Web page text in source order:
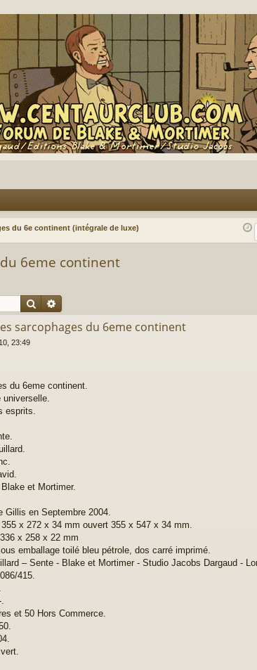
du 6e continent (intégrale de luxe)
6eme continent
Rechercher
sarcophages du 6eme continent
23:49
du 6eme continent.
esprits.
et Mortimer.
Gillis en Septembre 2004.
x 272 x 34 mm ouvert 355 x 547 x 34 mm.
x 258 x 22 mm
emballage toilé bleu pétrole, dos carré imprimé.
– Sente - Blake et Mortimer - Studio Jacobs Dargaud -
415.
et 50 Hors Commerce.